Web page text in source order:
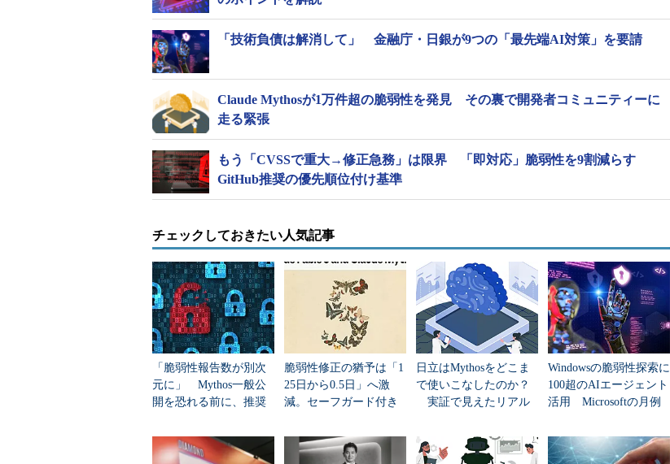
「技術負債は解消して」 金融庁・日銀が9つの「最先端AI対策」を要請
Claude Mythosが1万件超の脆弱性を発見 その裏で開発者コミュニティーに
走る緊張
もう「CVSSで重大→修正急務」は限界 「即対応」脆弱性を9割減らす
GitHub推奨の優先順位付け基準
チェックしておきたい人気記事
「脆弱性報告数が別次
元に」 Mythos一般公
開を恐れる前に、推奨
脆弱性修正の猶予は「1
25日から0.5日」へ激
減。セーフガード付き
上位「Mythos...
日立はMythosをどこま
で使いこなしたのか？
実証で見えたリアル
Windowsの脆弱性探索に
100超のAIエージェント
活用 Microsoftの月例
システムとは